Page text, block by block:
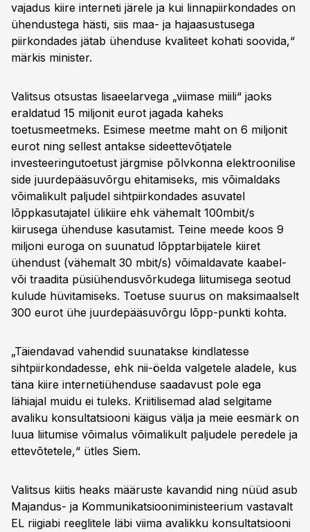
vajadus kiire interneti järele ja kui linnapiirkondades on
ühendustega hästi, siis maa- ja hajaasustusega
piirkondades jätab ühenduse kvaliteet kohati soovida,“
märkis minister.
Valitsus otsustas lisaeelarvega „viimase miili“ jaoks
eraldatud 15 miljonit eurot jagada kaheks
toetusmeetmeks. Esimese meetme maht on 6 miljonit
eurot ning sellest antakse sideettevõtjatele
investeeringutoetust järgmise põlvkonna elektroonilise
side juurdepääsuvõrgu ehitamiseks, mis võimaldaks
võimalikult paljudel sihtpiirkondades asuvatel
lõppkasutajatel ülikiire ehk vähemalt 100mbit/s
kiirusega ühenduse kasutamist. Teine meede koos 9
miljoni euroga on suunatud lõpptarbijatele kiiret
ühendust (vähemalt 30 mbit/s) võimaldavate kaabel-
või traadita püsiühendusvõrkudega liitumisega seotud
kulude hüvitamiseks. Toetuse suurus on maksimaalselt
300 eurot ühe juurdepääsuvõrgu lõpp-punkti kohta.
„Täiendavad vahendid suunatakse kindlatesse
sihtpiirkondadesse, ehk nii-öelda valgetele aladele, kus
täna kiire internetiühenduse saadavust pole ega
lähiajal muidu ei tuleks. Kriitilisemad alad selgitame
avaliku konsultatsiooni käigus välja ja meie eesmärk on
luua liitumise võimalus võimalikult paljudele peredele ja
ettevõtetele,“ ütles Siem.
Valitsus kiitis heaks määruste kavandid ning nüüd asub
Majandus- ja Kommunikatsiooniministeerium vastavalt
EL riigiabi reeglitele läbi viima avalikku konsultatsiooni